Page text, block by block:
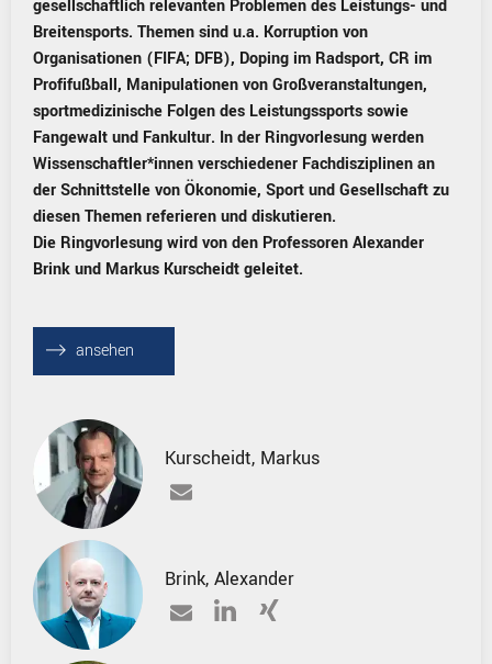
gesellschaftlich relevanten Problemen des Leistungs- und
Breitensports. Themen sind u.a. Korruption von
Organisationen (FIFA; DFB), Doping im Radsport, CR im
Profifußball, Manipulationen von Großveranstaltungen,
sportmedizinische Folgen des Leistungssports sowie
Fangewalt und Fankultur. In der Ringvorlesung werden
Wissenschaftler*innen verschiedener Fachdisziplinen an
der Schnittstelle von Ökonomie, Sport und Gesellschaft zu
diesen Themen referieren und diskutieren.
Die Ringvorlesung wird von den Professoren Alexander
Brink und Markus Kurscheidt geleitet.
⟶ ansehen
Kurscheidt, Markus
Brink, Alexander